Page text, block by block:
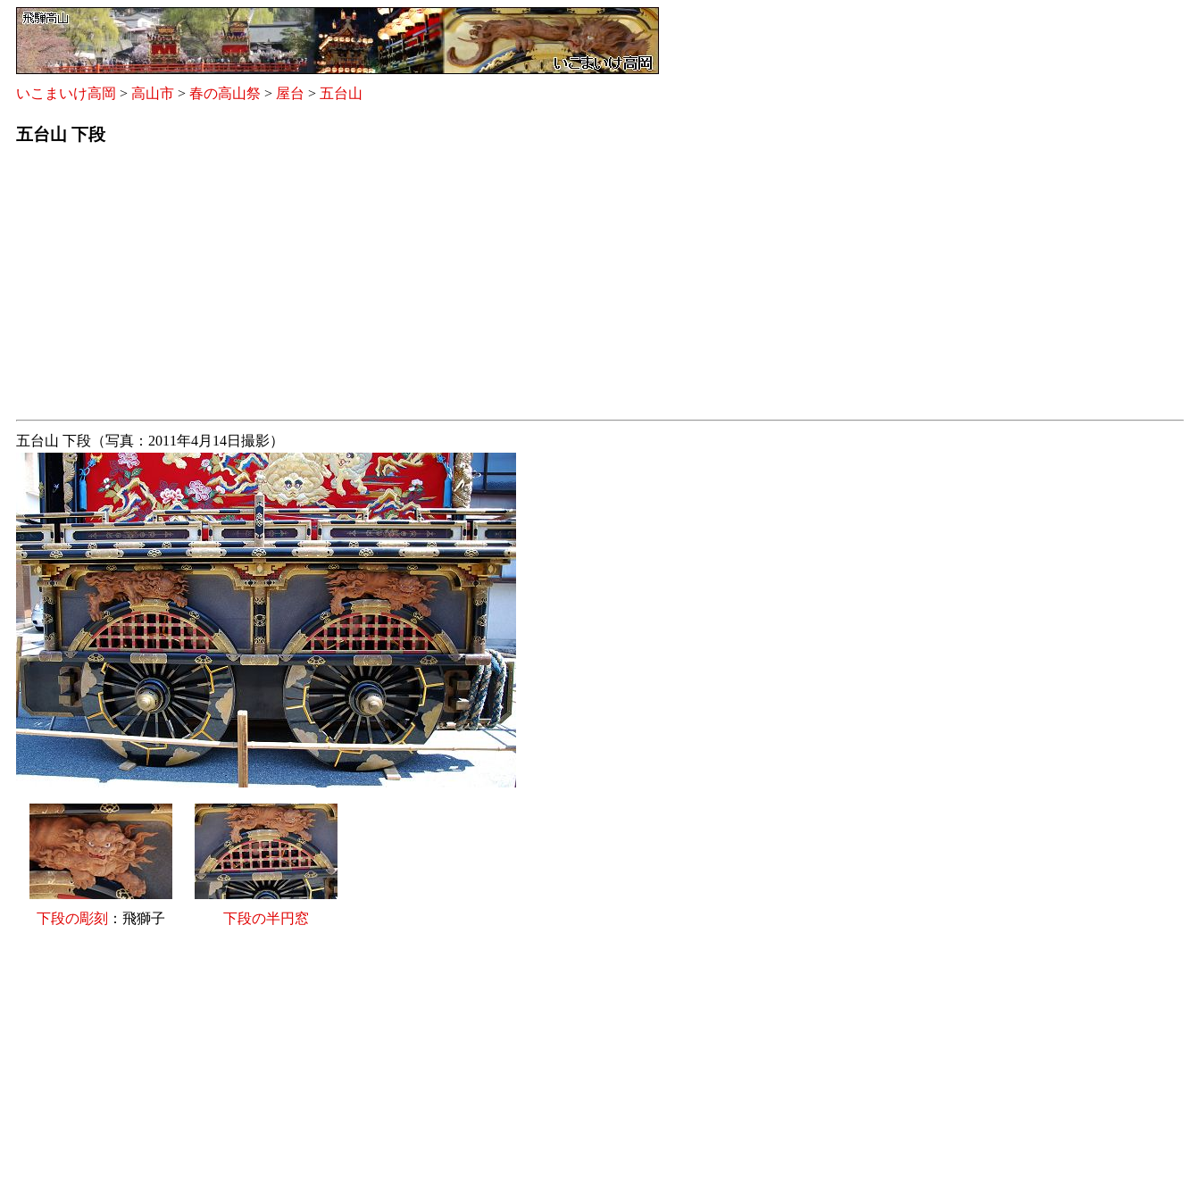
いこまいけ高岡 > 高山市 > 春の高山祭 > 屋台 > 五台山
五台山 下段
五台山 下段（写真：2011年4月14日撮影）
下段の彫刻 ：飛獅子 下段の半円窓